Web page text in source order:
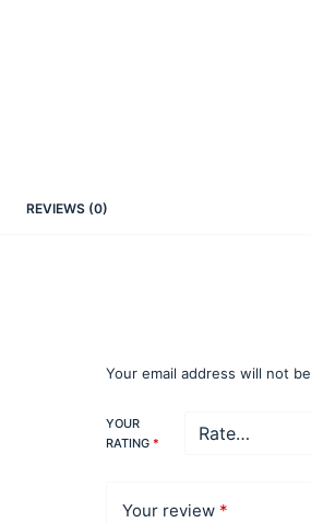
REVIEWS (0)
Your email address will not
YOUR
RATING*
Your review *